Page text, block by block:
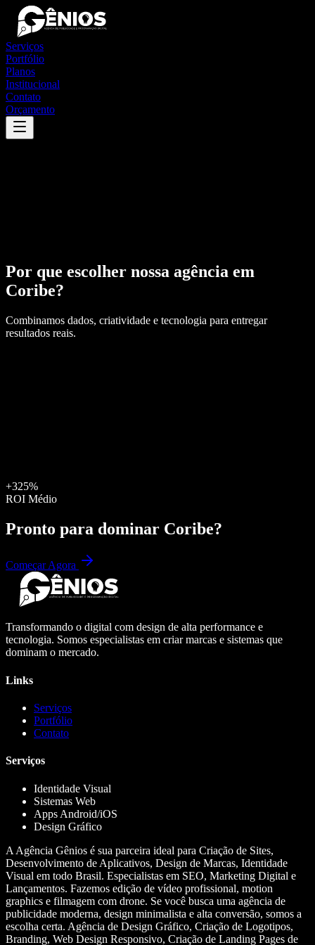
Serviços
Portfólio
Planos
Institucional
Contato
Orçamento
Por que escolher nossa agência em
Coribe?
Combinamos dados, criatividade e tecnologia para entregar
resultados reais.
+325%
ROI Médio
Pronto para dominar Coribe?
Começar Agora
Transformando o digital com design de alta performance e
tecnologia. Somos especialistas em criar marcas e sistemas que
dominam o mercado.
Links
Serviços
Portfólio
Contato
Serviços
Identidade Visual
Sistemas Web
Apps Android/iOS
Design Gráfico
A Agência Gênios é sua parceira ideal para Criação de Sites,
Desenvolvimento de Aplicativos, Design de Marcas, Identidade
Visual em todo Brasil. Especialistas em SEO, Marketing Digital e
Lançamentos. Fazemos edição de vídeo profissional, motion
graphics e filmagem com drone. Se você busca uma agência de
publicidade moderna, design minimalista e alta conversão, somos a
escolha certa. Agência de Design Gráfico, Criação de Logotipos,
Branding, Web Design Responsivo, Criação de Landing Pages de